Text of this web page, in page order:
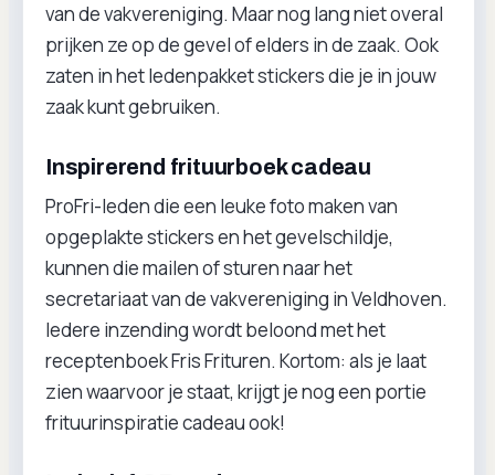
van de vakvereniging. Maar nog lang niet overal
prijken ze op de gevel of elders in de zaak. Ook
zaten in het ledenpakket stickers die je in jouw
zaak kunt gebruiken.
Inspirerend frituurboek cadeau
ProFri-leden die een leuke foto maken van
opgeplakte stickers en het gevelschildje,
kunnen die mailen of sturen naar het
secretariaat van de vakvereniging in Veldhoven.
Iedere inzending wordt beloond met het
receptenboek Fris Frituren. Kortom: als je laat
zien waarvoor je staat, krijgt je nog een portie
frituurinspiratie cadeau ook!